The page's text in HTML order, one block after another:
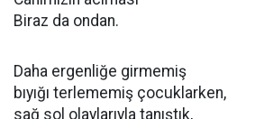
Biraz da ondan.
Daha ergenliğe girmemiş
bıyığı terlememiş çocuklarken,
sağ sol olaylarıyla tanıştık,